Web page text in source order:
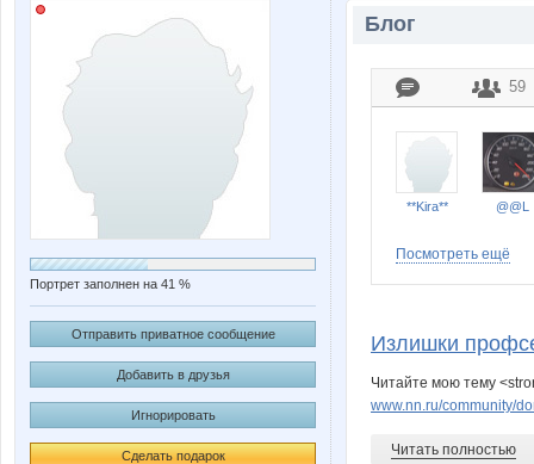
Портрет заполнен на 41 %
Отправить приватное сообщение
Добавить в друзья
Игнорировать
Сделать подарок
Блог
59
**Kira** @@L
Посмотреть ещё
Излишки
Читайте мою тему
www.nn.ru/community/
Читать полностью